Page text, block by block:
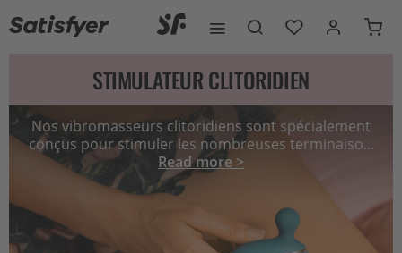
STIMULATEUR CLITORIDIEN
Nos vibromasseurs clitoridiens sont spécialement
conçus pour stimuler les nombreuses terminaiso...
Read more >